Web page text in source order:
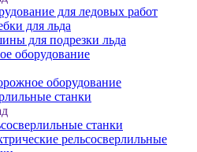
для ледовых работ
для льда
для подрезки льда
оборудование
оборудование
станки
станки
рельсосверлильные